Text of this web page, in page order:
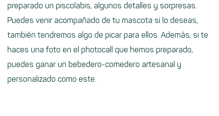
preparado un piscolabis, algunos detalles y sorpresas.
Puedes venir acompañado de tu mascota si lo deseas,
también tendremos algo de picar para ellos. Además, si te
haces una foto en el photocall que hemos preparado,
puedes ganar un bebedero-comedero artesanal y
personalizado como este.